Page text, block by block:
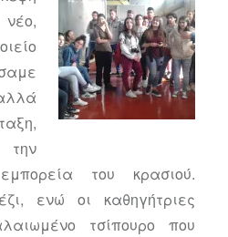
του κρασιού.
ενώ οι καθηγήτριες
τσίπουρο που